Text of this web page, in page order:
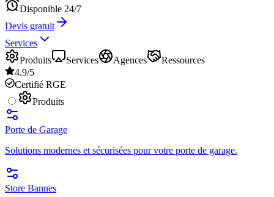
Disponible 24/7
Devis gratuit
Services
Produits
Services Agences
Ressources
4.9/5
Certifié RGE
Produits
Porte de Garage
Solutions modernes et sécurisées pour votre porte de garage.
Store Bannes